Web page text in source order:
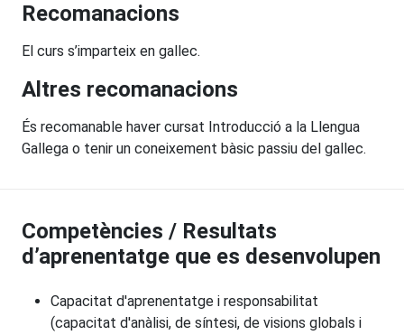
Recomanacions
El curs s’imparteix en gallec.
Altres recomanacions
És recomanable haver cursat Introducció a la Llengua
Gallega o tenir un coneixement bàsic passiu del gallec.
Competències / Resultats
d’aprenentatge que es desenvolupen
Capacitat d'aprenentatge i responsabilitat
(capacitat d'anàlisi, de síntesi, de visions globals i